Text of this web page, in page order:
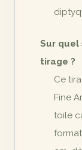
Sur quel
tirage ?
Ce
Fine
toile